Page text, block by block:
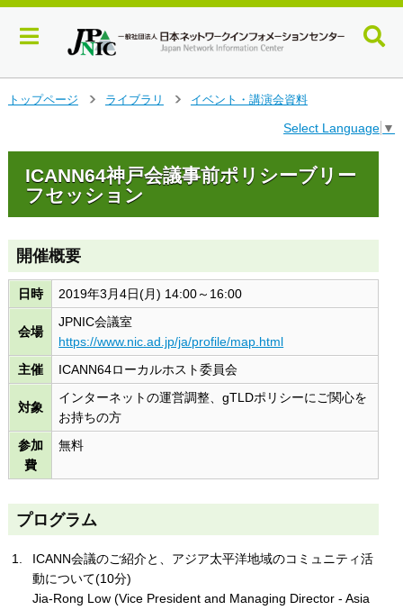
コ
へ
ャ
トップページ
ライブラリ
イベント・講演会資料
Select Language ▼
ICANN64神戸会議事前ポリシーブリー
フセッション
開催概要
日時 2019年3月4日(月) 14:00～16:00
会場
JPNIC会議室
https://www.nic.ad.jp/ja/profile/map.html
主催
ICANN64ローカルホスト委員会
対象
インターネットの運営調整、gTLDポリシーにご関心を
お持ちの方
参加
費
無料
プログラム
ICANN会議のご紹介と、アジア太平洋地域のコミュニティ活
動について(10分)
Jia-Rong Low (Vice President and Managing Director - Asia